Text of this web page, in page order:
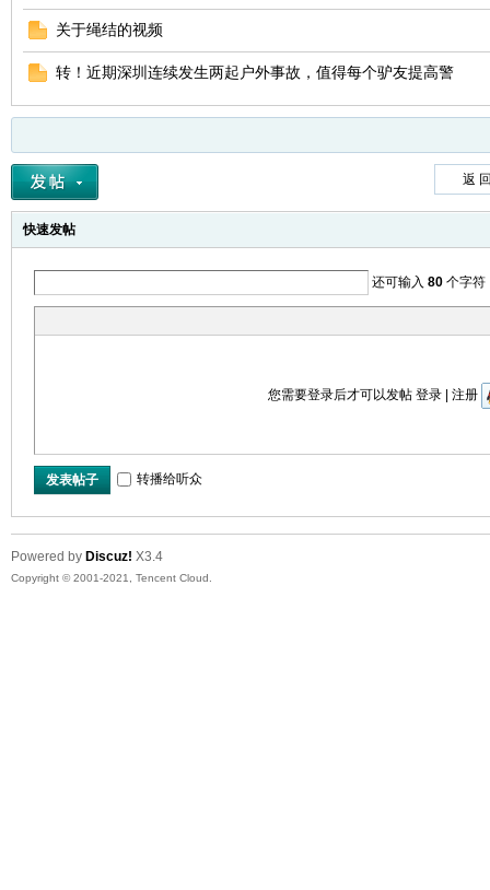
关于绳结的视频
转！近期深圳连续发生两起户外事故，值得每个驴友提高警
返
快速发帖
还可输入 80个字符
您需要登录后才可以发帖登录 |注册
发表帖子 转播给听众
Powered by Discuz! X3.4
Copyright © 2001-2021, Tencent Cloud.